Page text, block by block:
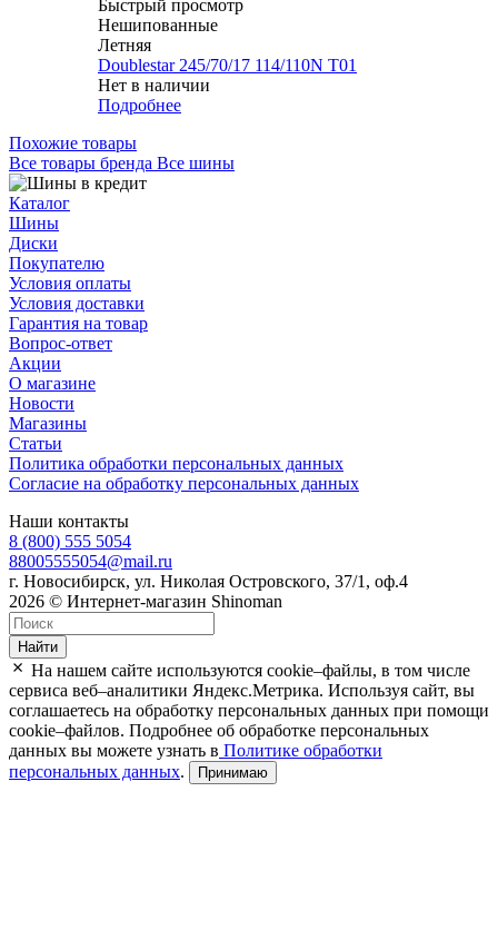
Быстрый просмотр
Нешипованные
Летняя
Doublestar 245/70/17 114/110N T01
Нет в наличии
Подробнее
Похожие товары
Все товары бренда Все шины
Каталог
Шины
Диски
Покупателю
Условия оплаты
Условия доставки
Гарантия на товар
Вопрос-ответ
Акции
О магазине
Новости
Магазины
Статьи
Политика обработки персональных данных
Согласие на обработку персональных данных
Наши контакты
8 (800) 555 5054
88005555054@mail.ru
г. Новосибирск, ул. Николая Островского, 37/1, оф.4
2026 © Интернет-магазин Shinoman
Найти
На нашем сайте используются cookie–файлы, в том числе
сервиса веб–аналитики Яндекс.Метрика. Используя сайт, вы
соглашаетесь на обработку персональных данных при помощи
cookie–файлов. Подробнее об обработке персональных
данных вы можете узнать в Политике обработки
персональных данных. Принимаю